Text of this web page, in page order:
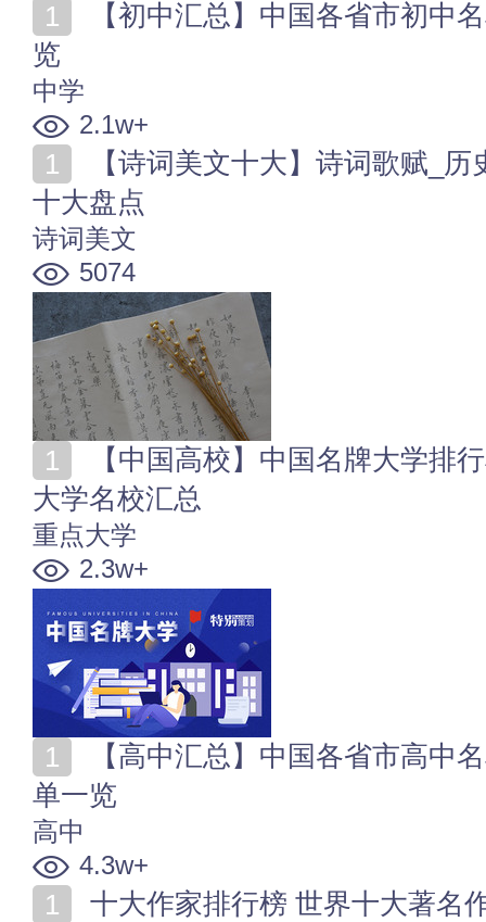
览
中学
2.1w+
十大盘点
诗词美文
5074
大学名校汇总
重点大学
2.3w+
单一览
高中
4.3w+